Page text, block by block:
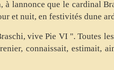
à lannonce que le cardinal
et nuit, en festivités dune
vive Pie VI ". Toutes
connaissait, estimait,